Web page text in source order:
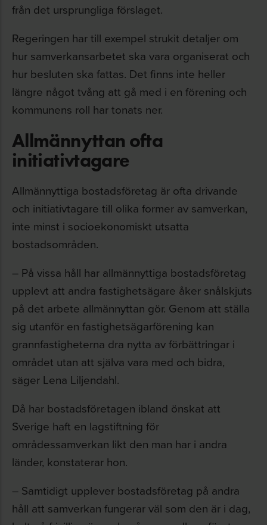
från det ursprungliga förslaget.
Regeringen har till exempel strukit detaljer om
hur samverkansarbetet ska vara organiserat och
hur besluten ska fattas. Det finns inte heller
längre något tvång att gå med i en förening och
kommunens roll har tonats ner.
Allmännyttan ofta
initiativtagare
Allmännyttiga bostadsföretag är ofta drivande
och initiativtagare till olika former av samverkan,
inte minst i socioekonomiskt utsatta
bostadsområden.
– På vissa håll har allmännyttiga bostadsföretag
upplevt att andra fastighetsägare åker snålskjuts
på det arbete allmännyttan gör. Genom att ställa
sig utanför en fastighetsägarförening kan
grannfastigheterna dra nytta av förbättringar i
området utan att själva vara med och bidra,
säger Lena Liljendahl.
Då har bostadsföretagen ibland önskat att
Sverige haft en lagstiftning för
områdessamverkan likt den man har i andra
länder, konstaterar hon.
– Samtidigt upplever bostadsföretag på andra
håll att samverkan fungerar väl som den är i dag,